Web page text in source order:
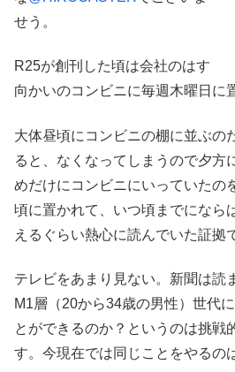
せう。
R25が創刊した頃は会社のはす
向かいのコンビニに毎週木曜日に
大体昼頃にコンビニの棚に並ぶの
ると、なくなってしまうので夕方
めだけにコンビニにいっていたの
頃に置かれて、いつ頃までになら
えるぐらい熱心に読んでいた証拠
テレビをあまり見ない。新聞は読
M1層（20から34歳の男性）世代
とができるのか？というのは挑戦
す。今現在では同じことをやるの